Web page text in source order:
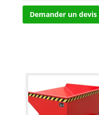
Demander un devis